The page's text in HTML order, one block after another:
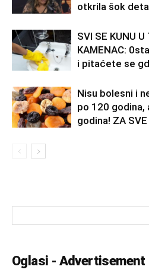
otkrila šok
SVl SE KUNU
KAMENAC:
i pitaćete se
Nisu bolesni i
po 120 godina,
godina! ZA
Oglasi - Advertisement